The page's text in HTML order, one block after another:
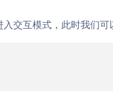
交互模式，此时我们可